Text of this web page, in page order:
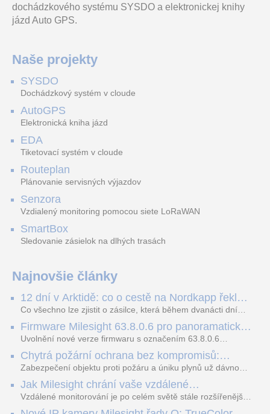
3MP CMOS Image Sensor,
SBT-100
rozsahu lúčov 1.4m, vlastné
dochádzkového systému SYSDO a elektronickej knihy
jázd Auto GPS.
Naše projekty
SYSDO
Dochádzkový systém v cloude
AutoGPS
Elektronická kniha jázd
EDA
Tiketovací systém v cloude
Routeplan
Plánovanie servisných výjazdov
Senzora
Vzdialený monitoring pomocou siete LoRaWAN
SmartBox
Sledovanie zásielok na dlhých trasách
Najnovšie články
12 dní v Arktidě: co o cestě na Nordkapp řekla
data ze SMARTBOX 2 MAX
Co všechno lze zjistit o zásilce, která během dvanácti dní
Tromsø přes Lofoty, Kirunu a finské Laponsko až na
Nordkapp. Bez jediného dobití, v mrazu až −13 °C a mimo
stabilní mobilní signál zaznamenával polohu, teplotu, světlo,
otřesy i náklon. Výsledkem není jen čára na mapě, ale
podrobný datový příběh celé cesty.
Firmware Milesight 63.8.0.6 pro panoramatické
kamery a modely řady Q1
Uvolnění nové verze firmwaru s označením 63.8.0.6
představuje důležitý posun v rozvoji funkcí a celkové stability
IP kamer Milesight. Tato aktualizace se nezaměřuje pouze
na běžnou údržbu systému, ale prakticky rozšiřuje možnosti
bezpečnosti a adaptace na zhoršené světelné podmínky.
Vylepšení se přímo dotýkají jak panoramatických modelů s
Chytrá požární ochrana bez kompromisů:
Ekosystém FireSafe pod lupou
Zabezpečení objektu proti požáru a úniku plynů už dávno
Současný standard vyžaduje provázanost, vzdálenou správu
a spolehlivost. Systém FireSafe od značky SAFE přináší
Jak Milesight chrání vaše vzdálené
monitorování před kybernetickými hrozbami
Vzdálené monitorování je po celém světě stále rozšířenější.